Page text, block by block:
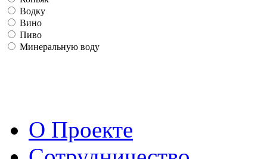
Водку
Вино
Пиво
Минеральную воду
О Проекте